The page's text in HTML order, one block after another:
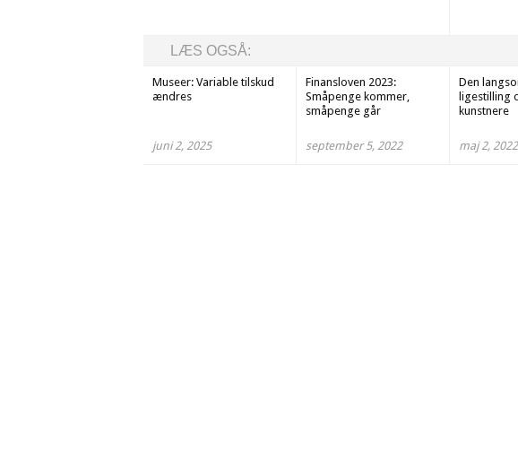
LÆS OGSÅ:
Museer: Variable tilskud
ændres
juni 2, 2025
Finansloven 2023:
Småpenge kommer,
småpenge går
september 5, 2022
Den
ligestilling
kunstnere
maj 2, 2022